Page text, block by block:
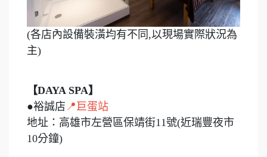
(各店內設備裝潢均有不同,以現場實際狀況為
主)
【DAYA SPA】
●裕誠店 📍巨蛋站
地址：高雄市左營區保靖街11號(近瑞豐夜市
10分鐘)